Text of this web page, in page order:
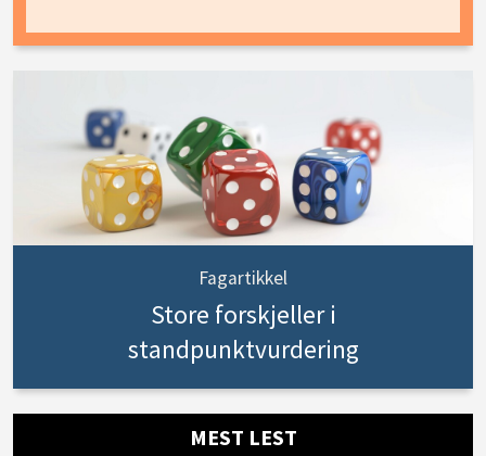
Fagartikkel
Store forskjeller i
standpunktvurdering
MEST LEST